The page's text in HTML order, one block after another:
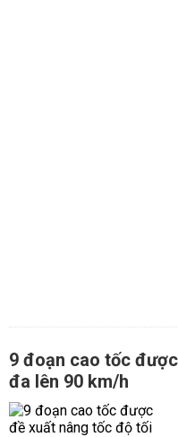
9 đoạn cao tốc
đa lên 90 km/h